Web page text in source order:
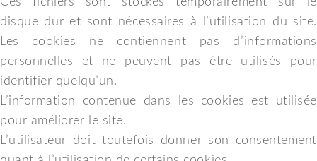
disque dur et sont nécessaires à l’utilisation du site.
Les cookies ne contiennent pas d’informations
personnelles et ne peuvent pas être utilisés pour
identifier quelqu’un.
L’information contenue dans les cookies est utilisée
pour améliorer le site.
L’utilisateur doit toutefois donner son consentement